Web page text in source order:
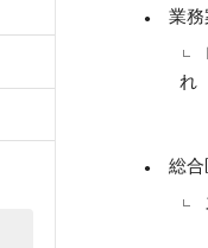
業務
れ
総